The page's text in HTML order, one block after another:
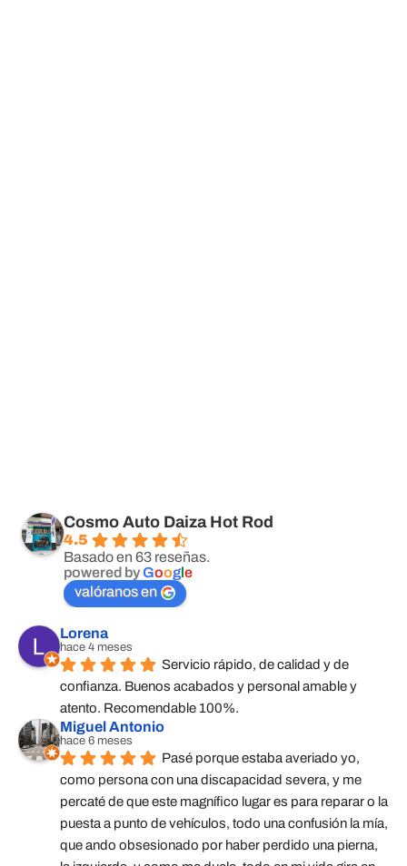
Cosmo Auto Daiza Hot Rod
4.5
Basado en 63 reseñas.
powered byGoogle
valóranos en
Lorena
hace 4 meses
Servicio rápido, de calidad y de
confianza. Buenos acabados y personal amable y
atento. Recomendable 100%.
Miguel Antonio
hace 6 meses
Pasé porque estaba averiado yo,
como persona con una discapacidad severa, y me
percaté de que este magnífico lugar es para reparar o la
puesta a punto de vehículos, todo una confusión la mía,
que ando obsesionado por haber perdido una pierna,